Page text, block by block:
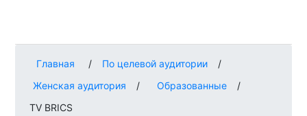
Главная / По целевой аудитории
/
Женская аудитория
/ Образованные
/
TV BRICS